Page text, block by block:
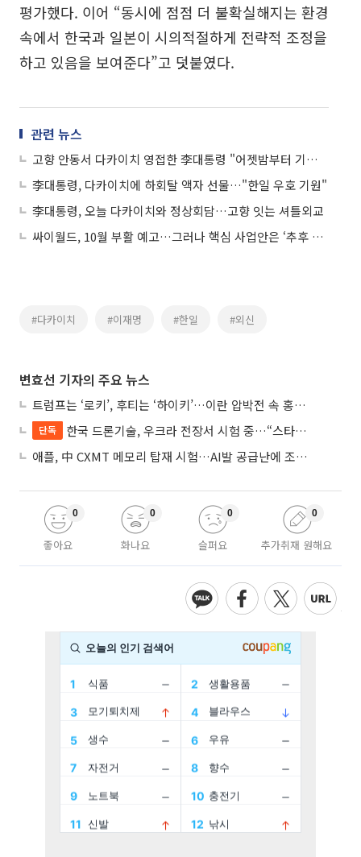
평가했다. 이어 “동시에 점점 더 불확실해지는 환경
속에서 한국과 일본이 시의적절하게 전략적 조정을
하고 있음을 보여준다”고 덧붙였다.
관련 뉴스
고향 안동서 다카이치 영접한 李대통령 "어젯밤부터 기다렸다"
李대통령, 다카이치에 하회탈 액자 선물…"한일 우호 기원"
李대통령, 오늘 다카이치와 정상회담…고향 잇는 셔틀외교
싸이월드, 10월 부활 예고…그러나 핵심 사업안은 ‘추후 공개’
#다카이치 #이재명 #한일 #외신
변효선 기자의 주요 뉴스
트럼프는 ‘로키’, 후티는 ‘하이키’…이란 압박전 속 홍해·예멘 전선 격화
단독
한국 드론기술, 우크라 전장서 시험 중…“스타트업 여러 곳 참여”
애플, 中 CXMT 메모리 탑재 시험…AI발 공급난에 조달처 다변화
좋아요
0
화나요
0
슬퍼요
0
추가취재 원해요
0